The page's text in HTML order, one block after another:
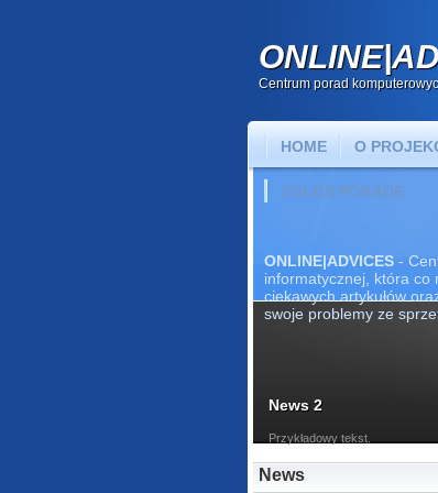
Centrum porad
HOME O
ZGŁOŚ PORADĘ
ONLINE|ADVICES -
informatycznej, która co
ciekawych artykułów
swoje problemy ze
News 2
Przykładowy tekst.
News